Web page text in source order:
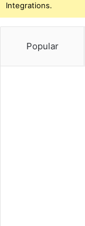
Integrations.
Popular